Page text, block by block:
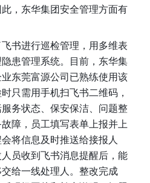
，东华集团安全管理方面有
书进行巡检管理，用多维表
患管理系统。目前，东华集
东莞富源公司已熟练使用该
只需用手机扫飞书二维码，
务状态、保安保洁、问题整
障，员工填写表单上报并上
将信息及时推送给接报人
员收到飞书消息提醒后，能
给一线处理人。整改完成